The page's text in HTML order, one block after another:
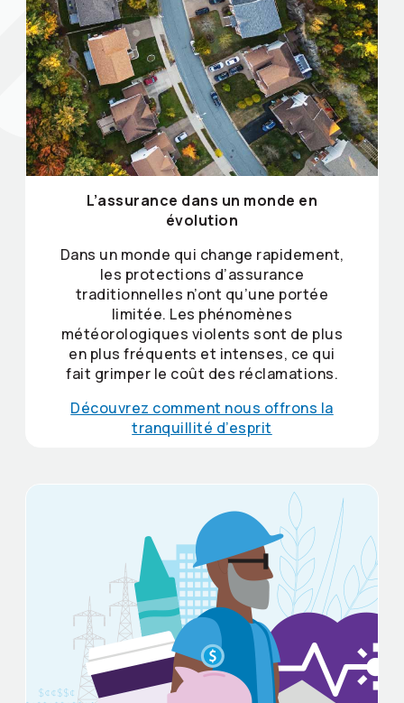
L’assurance dans un monde en
évolution
Dans un monde qui change rapidement,
les protections d’assurance
traditionnelles n’ont qu’une portée
limitée. Les phénomènes
météorologiques violents sont de plus
en plus fréquents et intenses, ce qui
fait grimper le coût des réclamations.
Découvrez comment nous offrons la
tranquillité d’esprit